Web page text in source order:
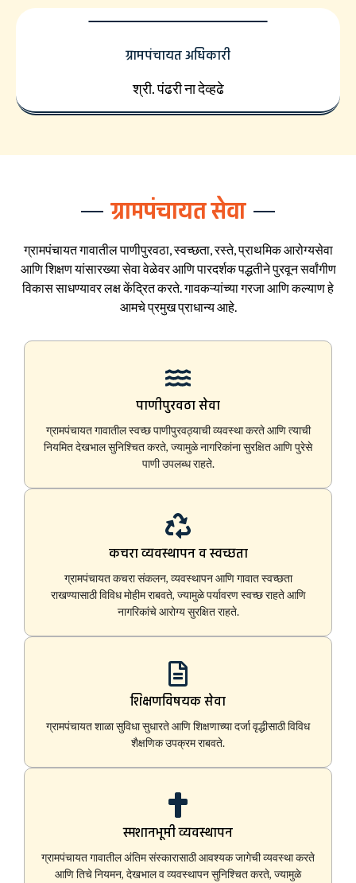
ग्रामपंचायत अधिकारी
श्री. पंढरी ना देव्हढे
ग्रामपंचायत सेवा
ग्रामपंचायत गावातील पाणीपुरवठा, स्वच्छता, रस्ते, प्राथमिक आरोग्यसेवा
आणि शिक्षण यांसारख्या सेवा वेळेवर आणि पारदर्शक पद्धतीने पुरवून सर्वांगीण
विकास साधण्यावर लक्ष केंद्रित करते. गावकऱ्यांच्या गरजा आणि कल्याण हे
आमचे प्रमुख प्राधान्य आहे.
पाणीपुरवठा सेवा
ग्रामपंचायत गावातील स्वच्छ पाणीपुरवठ्याची व्यवस्था करते आणि त्याची
नियमित देखभाल सुनिश्चित करते, ज्यामुळे नागरिकांना सुरक्षित आणि पुरेसे
पाणी उपलब्ध राहते.
कचरा व्यवस्थापन व स्वच्छता
ग्रामपंचायत कचरा संकलन, व्यवस्थापन आणि गावात स्वच्छता
राखण्यासाठी विविध मोहीम राबवते, ज्यामुळे पर्यावरण स्वच्छ राहते आणि
नागरिकांचे आरोग्य सुरक्षित राहते.
शिक्षणविषयक सेवा
ग्रामपंचायत शाळा सुविधा सुधारते आणि शिक्षणाच्या दर्जा वृद्धीसाठी विविध
शैक्षणिक उपक्रम राबवते.
स्मशानभूमी व्यवस्थापन
ग्रामपंचायत गावातील अंतिम संस्कारासाठी आवश्यक जागेची व्यवस्था करते
आणि तिचे नियमन, देखभाल व व्यवस्थापन सुनिश्चित करते, ज्यामुळे